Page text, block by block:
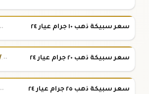
سعر سبيكة ذهب ١٠ جرام عيار ٢٤
سعر سبيكة ذهب ٢٠ جرام عيار ٢٤ .٠٠
سعر سبيكة ذهب ٢٥ جرام عيار ٢٤